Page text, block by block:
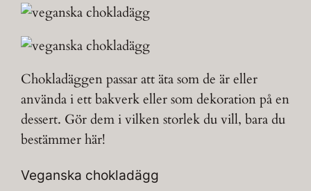
Chokladäggen passar att äta som de är eller
använda i ett bakverk eller som dekoration på en
dessert. Gör dem i vilken storlek du vill, bara du
bestämmer här!
Veganska chokladägg